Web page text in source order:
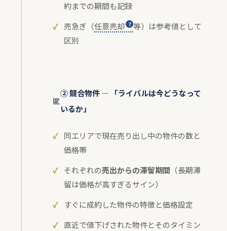
約までの期間も記録
売急ぎ（任意売却
等）は参考値として
区別
② 競合物件 — 「ライバルは今どうなって
いるか」
同エリアで現在売り出し中の物件の数と
価格帯
それぞれの売出からの滞留期間 （長期滞
留は価格が高すぎるサイン）
すぐに成約した物件の特徴と価格設定
直近で値下げされた物件とそのタイミン